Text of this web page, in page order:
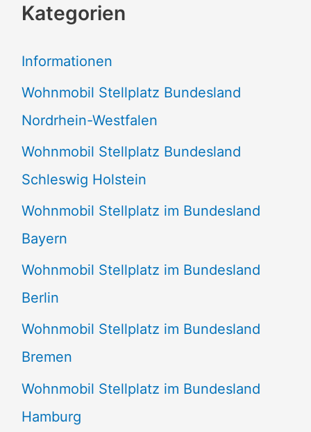
h
n
n
a
c
h
:
Kategorien
Informationen
Wohnmobil Stellplatz Bundesland
Nordrhein-Westfalen
Wohnmobil Stellplatz Bundesland
Schleswig Holstein
Wohnmobil Stellplatz im Bundesland
Bayern
Wohnmobil Stellplatz im Bundesland
Berlin
Wohnmobil Stellplatz im Bundesland
Bremen
Wohnmobil Stellplatz im Bundesland
Hamburg